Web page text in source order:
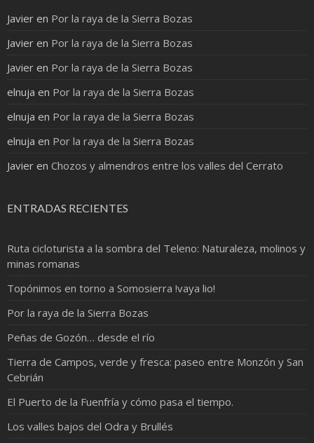
Javier en Por la raya de la Sierra Bozas
Javier en Por la raya de la Sierra Bozas
Javier en Por la raya de la Sierra Bozas
elnuja en Por la raya de la Sierra Bozas
elnuja en Por la raya de la Sierra Bozas
elnuja en Por la raya de la Sierra Bozas
Javier en Chozos y almendros entre los valles del Cerrato
ENTRADAS RECIENTES
Ruta cicloturista a la sombra del Teleno: Naturaleza, molinos y
minas romanas
Topónimos en torno a Somosierra !vaya lio!
Por la raya de la Sierra Bozas
Peñas de Gozón… desde el río
Tierra de Campos, verde y fresca: paseo entre Monzón y San
Cebrián
El Puerto de la Fuenfría y cómo pasa el tiempo.
Los valles bajos del Odra y Brullés